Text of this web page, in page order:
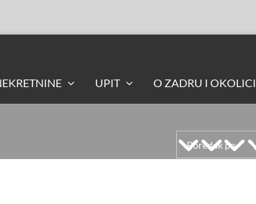
UPIT O ZADRU I OKOLICI